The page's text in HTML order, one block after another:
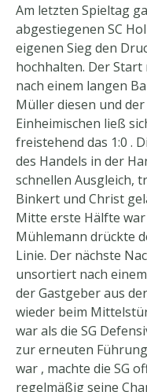
Am letzten Spieltag
abgestiegenen SC
eigenen Sieg den
hochhalten. Der
nach einem langen
Müller diesen und
Einheimischen ließ
freistehend das 1:0 .
des Handels in der
schnellen Ausgleich,
Binkert und Christ
Mitte erste Hälfte
Mühlemann drückte
Linie. Der nächste
unsortiert nach
der Gastgeber aus
wieder beim
war als die SG
zur erneuten
war , machte die SG
regelmäßig seine